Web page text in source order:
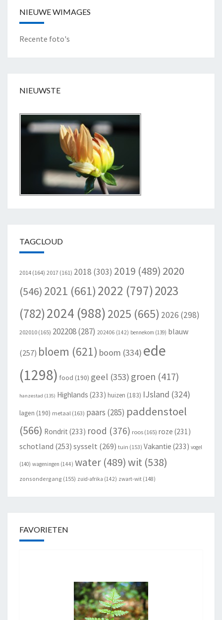
NIEUWE WIMAGES
Recente foto's
NIEUWSTE
TAGCLOUD
2014 (164) 2017 (161) 2018 (303) 2019 (489) 2020
(546) 2021 (661) 2022 (797)2023
(782)2024 (988) 2025 (665) 2026 (298)
202010 (165) 202208(287) 202406 (142) bennekom (139) blauw
(257) bloem (621) boom (334) ede
(1298) food (190) geel (353) groen (417)
hanzestad (135) Highlands (233) huizen (183) IJsland (324)
lagen (190) metaal (163) paars (285) paddenstoel
(566) Rondrit (233) rood (376) roos (165) roze (231)
schotland (253) sysselt (269) tuin (153) Vakantie (233) vogel
(140) wageningen (144) water (489)wit (538)
zonsondergang (155) zuid-afrika (142) zwart-wit (148)
FAVORIETEN